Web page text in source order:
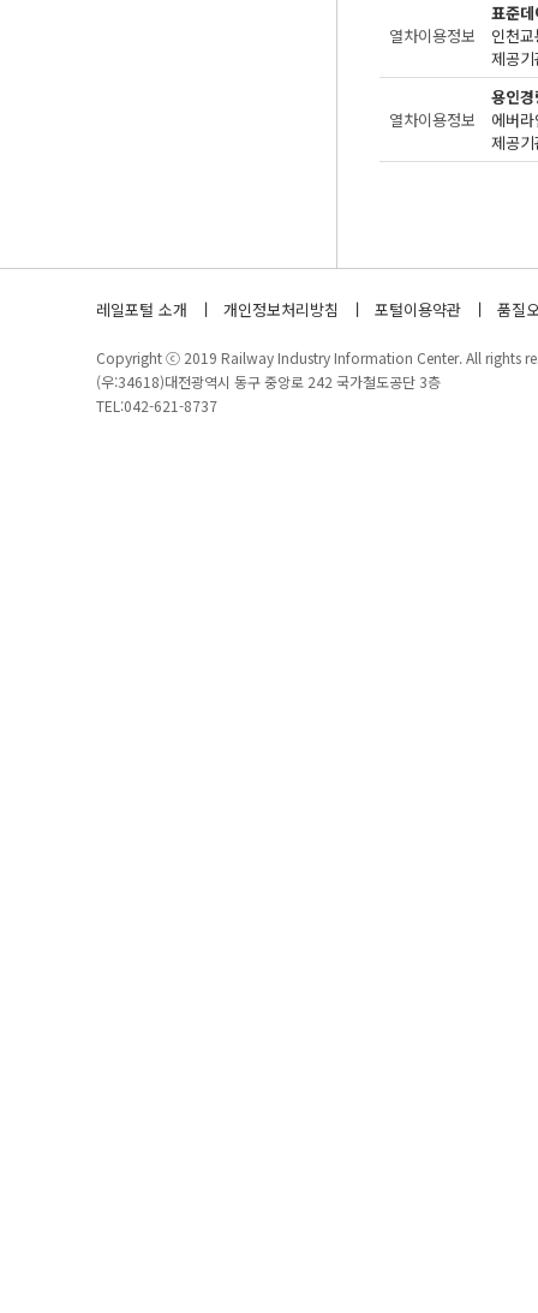
열차이용정보
표준
인천
제공
열차이용정보
용인
제공
레일포털 소개 개인정보처리방침 포털이용약관 품질
Copyright ⓒ 2019 Railway Industry Information Center. All rights
(우:34618)대전광역시 동구 중앙로 242 국가철도공단 3층
TEL:042-621-8737